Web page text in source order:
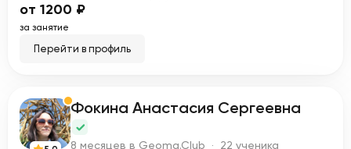
от 1200 ₽
за занятие
Перейти в профиль
Ф Фокина Анастасия Сергеевна
8 месяцев в Geoma.Club · 22 ученика